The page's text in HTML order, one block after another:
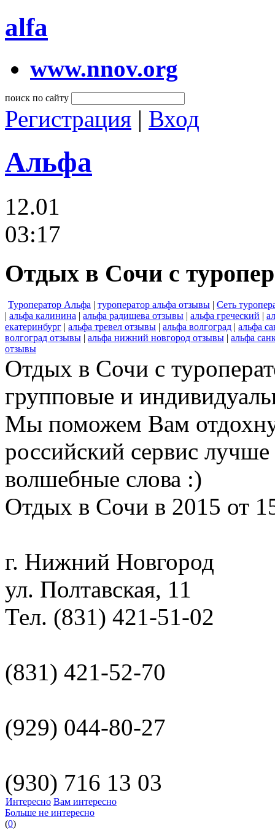
alfa
www.nnov.org
поиск по сайту
Регистрация | Вход
Альфа
12.01
03:17
Отдых в Сочи с
Туроператор Альфа | туроператор альфа отзывы | Сеть
| альфа калинина | альфа радищева отзывы | альфа греческий |
екатеринбург | альфа тревел отзывы | альфа волгоград | альфа
волгоград отзывы | альфа нижний новгород отзывы | альфа
отзывы
Отдых в Сочи с
групповые и
Мы поможем Вам
российский сервис
волшебные слова :)
Отдых в Сочи в 2015 от
г. Нижний Новгород
ул. Полтавская, 11
Тел. (831) 421-51-02
(831) 421-52-70
(929) 044-80-27
(930) 716 13 03
Интересно Вам интересно
Больше не интересно
(0)